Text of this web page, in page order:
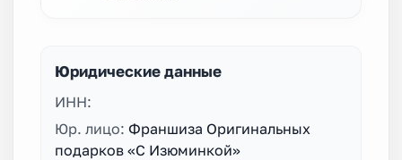
Юридические данные
ИНН:
Юр. лицо: Франшиза Оригинальных
подарков «С Изюминкой»